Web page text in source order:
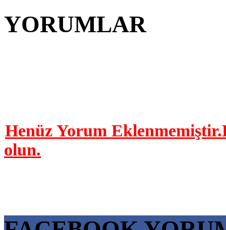
YORUMLAR
Henüz Yorum
olun.